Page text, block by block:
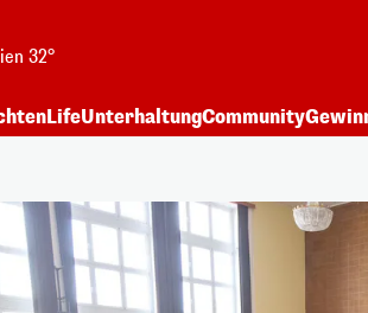
32°
LifeUnterhaltungCommunity